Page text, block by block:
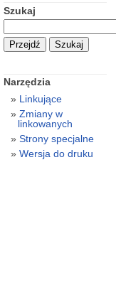
Szukaj
Narzędzia
Linkujące
Zmiany w
linkowanych
Strony specjalne
Wersja do druku